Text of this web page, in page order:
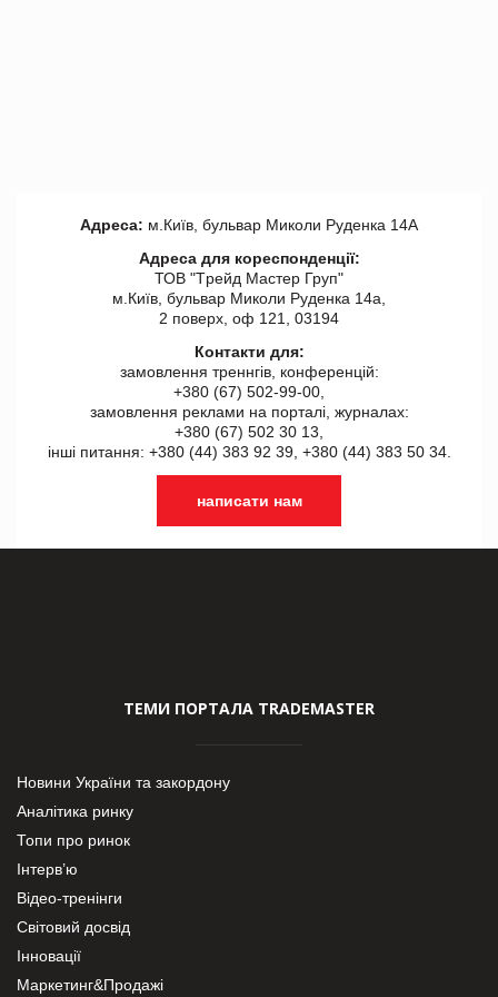
Адреса: м.Київ, бульвар Миколи Руденка 14А
Адреса для кореспонденції:
ТОВ "Tрейд Мастер Груп"
м.Київ, бульвар Миколи Руденка 14а,
2 поверх, оф 121, 03194
Контакти для:
замовлення треннгів, конференцій:
+380 (67) 502-99-00,
замовлення реклами на порталі, журналах:
+380 (67) 502 30 13,
інші питання: +380 (44) 383 92 39, +380 (44) 383 50 34.
написати нам
ТЕМИ ПОРТАЛА TRADEMASTER
Новини України та закордону
Аналітика ринку
Топи про ринок
Інтерв’ю
Відео-тренінги
Світовий досвід
Інновації
Маркетинг&Продажі